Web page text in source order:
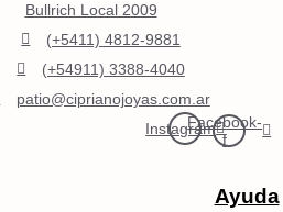
Bullrich Local 2009
(+5411) 4812-9881
(+54911) 3388-4040
patio@ciprianojoyas.com.ar
InstagramFacebook-
f
Ayuda